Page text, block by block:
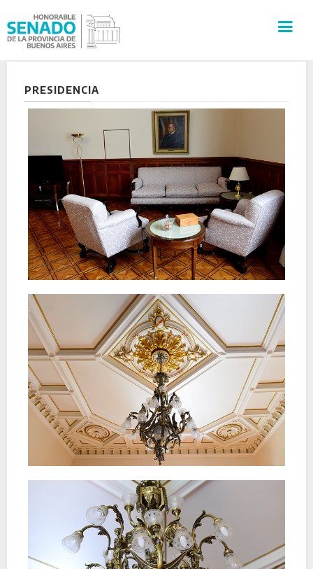
SECRETARÍAS
PRENSA
CULTURA
VISITAS GUIADAS
CONTACTO
PRESIDENCIA